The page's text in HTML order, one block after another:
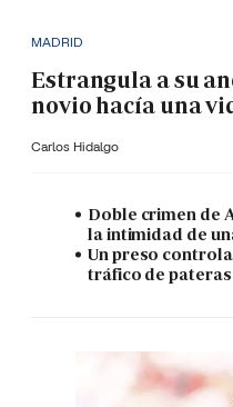
MADRID
Estrangula a su
novio hacía una
Carlos Hidalgo
Doble crimen de
la intimidad de
Un preso
tráfico de